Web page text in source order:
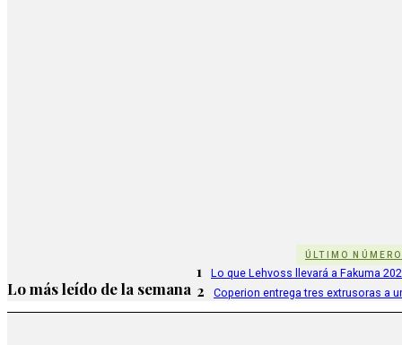
ÚLTIMO NÚMERO
Lo más leído de la semana
1 Lo que Lehvoss llevará a Fakuma
2 Coperion entrega tres extrusoras a